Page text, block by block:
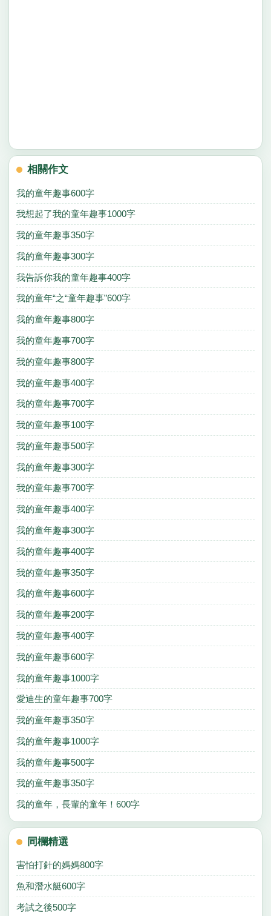
相關作文
我的童年趣事600字
我想起了我的童年趣事1000字
我的童年趣事350字
我的童年趣事300字
我告訴你我的童年趣事400字
我的童年“之“童年趣事”600字
我的童年趣事800字
我的童年趣事700字
我的童年趣事800字
我的童年趣事400字
我的童年趣事700字
我的童年趣事100字
我的童年趣事500字
我的童年趣事300字
我的童年趣事700字
我的童年趣事400字
我的童年趣事300字
我的童年趣事400字
我的童年趣事350字
我的童年趣事600字
我的童年趣事200字
我的童年趣事400字
我的童年趣事600字
我的童年趣事1000字
愛迪生的童年趣事700字
我的童年趣事350字
我的童年趣事1000字
我的童年趣事500字
我的童年趣事350字
我的童年，長輩的童年！600字
同欄精選
害怕打針的媽媽800字
魚和潛水艇600字
考試之後500字